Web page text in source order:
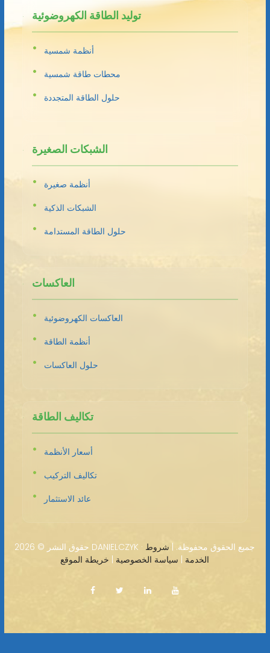
توليد الطاقة الكهروضوئية
أنظمة شمسية
محطات طاقة شمسية
حلول الطاقة المتجددة
الشبكات الصغيرة
أنظمة صغيرة
الشبكات الذكية
حلول الطاقة المستدامة
العاكسات
العاكسات الكهروضوئية
أنظمة الطاقة
حلول العاكسات
تكاليف الطاقة
أسعار الأنظمة
تكاليف التركيب
عائد الاستثمار
حقوق النشر © 2026 DANIELCZYK · جميع الحقوق محفوظة. | شروط
الخدمة
سياسة الخصوصية خريطة الموقع